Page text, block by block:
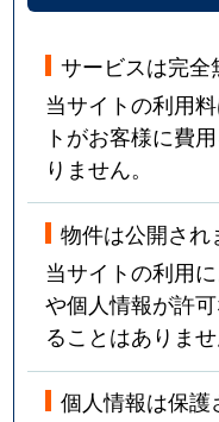
サービスは完全
当サイトの利用
トがお客様に費
りません。
物件は公開され
当サイトの利用
や個人情報が許
ることはありませ
個人情報は保護